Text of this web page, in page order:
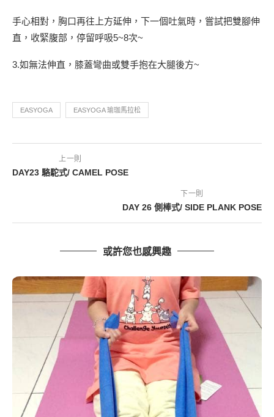
手心相對，胸口再往上方延伸，下一個吐氣時，嘗試把雙腳伸
直，收緊腹部，停留呼吸5~8次~
3.如無法伸直，膝蓋彎曲或雙手抱在大腿後方~
EASYOGA EASYOGA 瑜珈馬拉松
上一則
DAY23 駱駝式/ CAMEL POSE
下一則
DAY 26 側棒式/ SIDE PLANK POSE
或許您也感興趣